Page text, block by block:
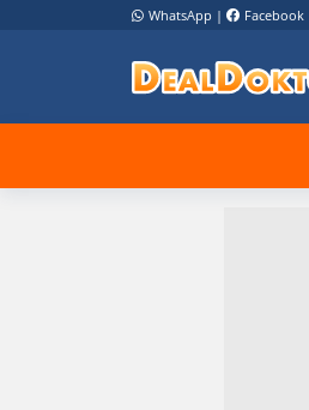
WhatsApp | Facebook